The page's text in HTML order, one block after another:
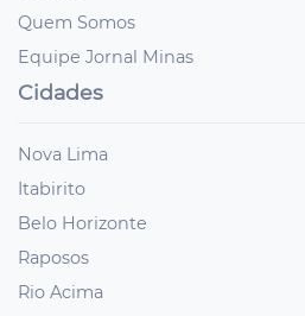
Quem Somos
Equipe Jornal Minas
Cidades
Nova Lima
Itabirito
Belo Horizonte
Raposos
Rio Acima